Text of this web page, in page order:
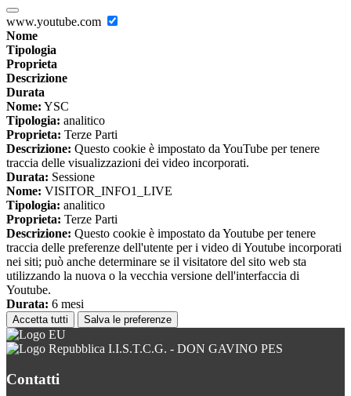
www.youtube.com
Nome
Tipologia
Proprieta
Descrizione
Durata
Nome: YSC
Tipologia: analitico
Proprieta: Terze Parti
Descrizione: Questo cookie è impostato da YouTube per tenere
traccia delle visualizzazioni dei video incorporati.
Durata: Sessione
Nome: VISITOR_INFO1_LIVE
Tipologia: analitico
Proprieta: Terze Parti
Descrizione: Questo cookie è impostato da Youtube per tenere
traccia delle preferenze dell'utente per i video di Youtube incorporati
nei siti; può anche determinare se il visitatore del sito web sta
utilizzando la nuova o la vecchia versione dell'interfaccia di
Youtube.
Durata: 6 mesi
Accetta tutti Salva le preferenze
I.I.S.T.C.G. - DON GAVINO PES
Contatti